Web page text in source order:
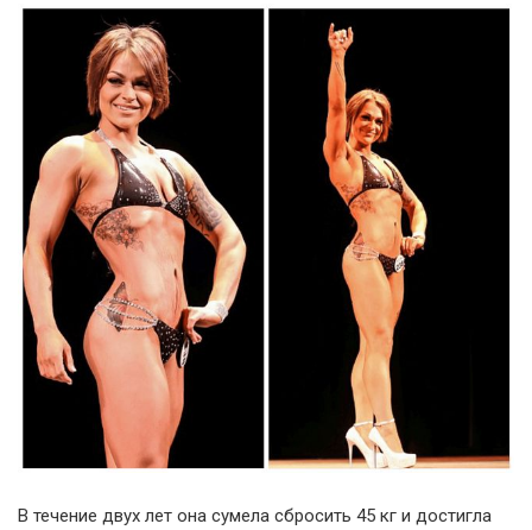
В течение двух лет она сумела сбросить 45 кг и достигла